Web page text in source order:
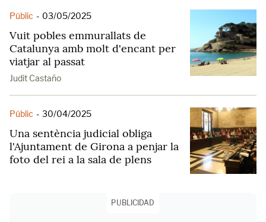
Públic - 03/05/2025
Vuit pobles emmurallats de
Catalunya amb molt d'encant per
viatjar al passat
Judit Castaño
Públic - 30/04/2025
Una sentència judicial obliga
l'Ajuntament de Girona a penjar la
foto del rei a la sala de plens
PUBLICIDAD